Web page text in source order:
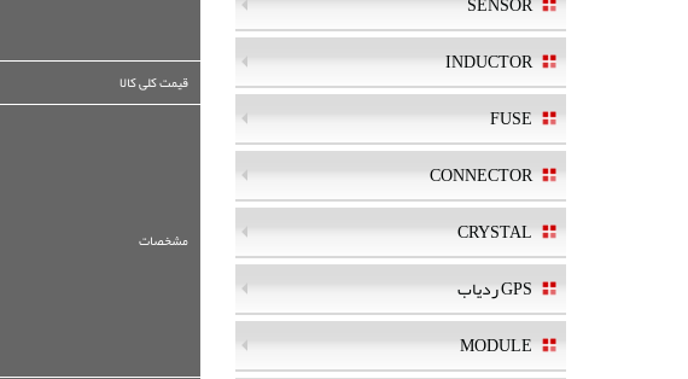
INDUCTOR
FUSE
CONNECTOR
CRYSTAL
GPS ردیاب
MODULE
قیمت کلی کالا
مشخصات